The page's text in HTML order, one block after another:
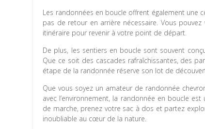
Les randonnées en boucle offrent également une
pas de retour en arrière nécessaire. Vous
itinéraire pour revenir à votre point de départ.
De plus, les sentiers en boucle sont souvent
Que ce soit des cascades rafraîchissantes, des
étape de la randonnée réserve son lot de
Que vous soyez un amateur de randonnée
avec l’environnement, la randonnée en boucle
de marche, prenez votre sac à dos et partez
inoubliable au cœur de la nature.